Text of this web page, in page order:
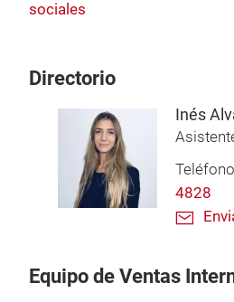
sociales
Directorio
Inés
Teléfono
4828
Equipo de Ventas